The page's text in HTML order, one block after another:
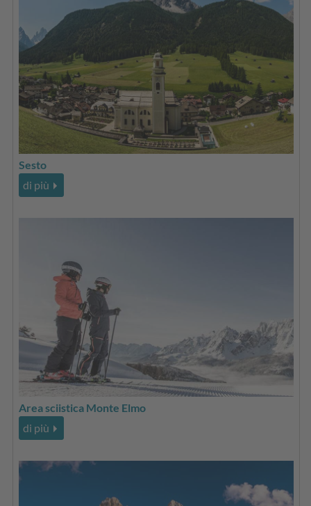
Sesto
di più
Area sciistica Monte Elmo
di più